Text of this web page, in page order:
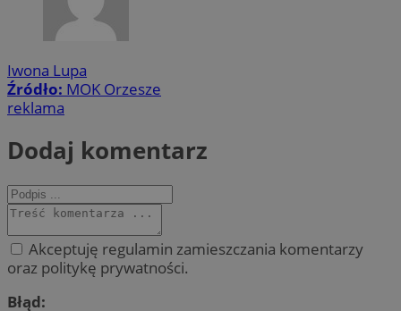
Iwona Lupa
Źródło: MOK Orzesze
reklama
Dodaj komentarz
Akceptuję regulamin zamieszczania komentarzy
oraz politykę prywatności.
Błąd: